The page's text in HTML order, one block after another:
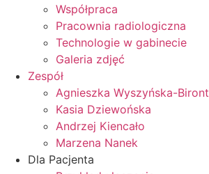
Współpraca
Pracownia radiologiczna
Technologie w gabinecie
Galeria zdjęć
Zespół
Agnieszka Wyszyńska-Biront
Kasia Dziewońska
Andrzej Kiencało
Marzena Nanek
Dla Pacjenta